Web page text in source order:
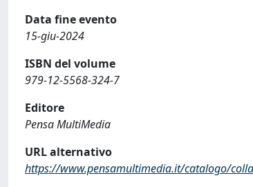
Data fine evento
15-giu-2024
ISBN del volume
979‐12‐5568‐324‐7
Editore
Pensa MultiMedia
URL alternativo
https://www.pensamultimedia.it/catalogo/